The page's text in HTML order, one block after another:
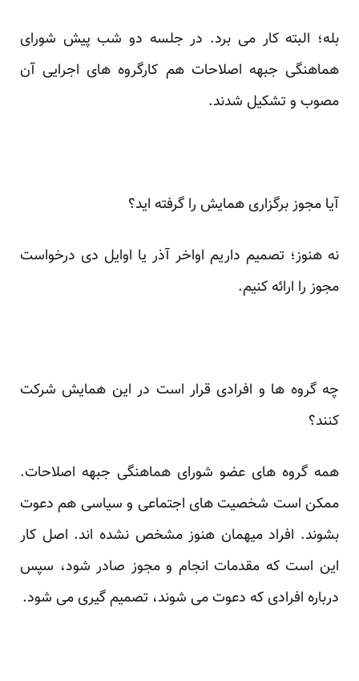
بله؛ البته کار می برد. در جلسه دو شب پیش شورای
هماهنگی جبهه اصلاحات هم کارگروه های اجرایی آن
مصوب و تشکیل شدند.
آیا مجوز برگزاری همایش را گرفته اید؟
نه هنوز؛ تصمیم داریم اواخر آذر یا اوایل دی درخواست
مجوز را ارائه کنیم.
چه گروه ها و افرادی قرار است در این همایش شرکت
کنند؟
همه گروه های عضو شورای هماهنگی جبهه اصلاحات.
ممکن است شخصیت های اجتماعی و سیاسی هم دعوت
بشوند. افراد میهمان هنوز مشخص نشده اند. اصل کار
این است که مقدمات انجام و مجوز صادر شود، سپس
درباره افرادی که دعوت می شوند، تصمیم گیری می شود.